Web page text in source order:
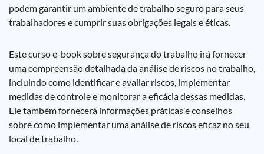
podem garantir um ambiente de trabalho seguro para seus
trabalhadores e cumprir suas obrigações legais e éticas.
Este curso e-book sobre segurança do trabalho irá fornecer
uma compreensão detalhada da análise de riscos no trabalho,
incluindo como identificar e avaliar riscos, implementar
medidas de controle e monitorar a eficácia dessas medidas.
Ele também fornecerá informações práticas e conselhos
sobre como implementar uma análise de riscos eficaz no seu
local de trabalho.